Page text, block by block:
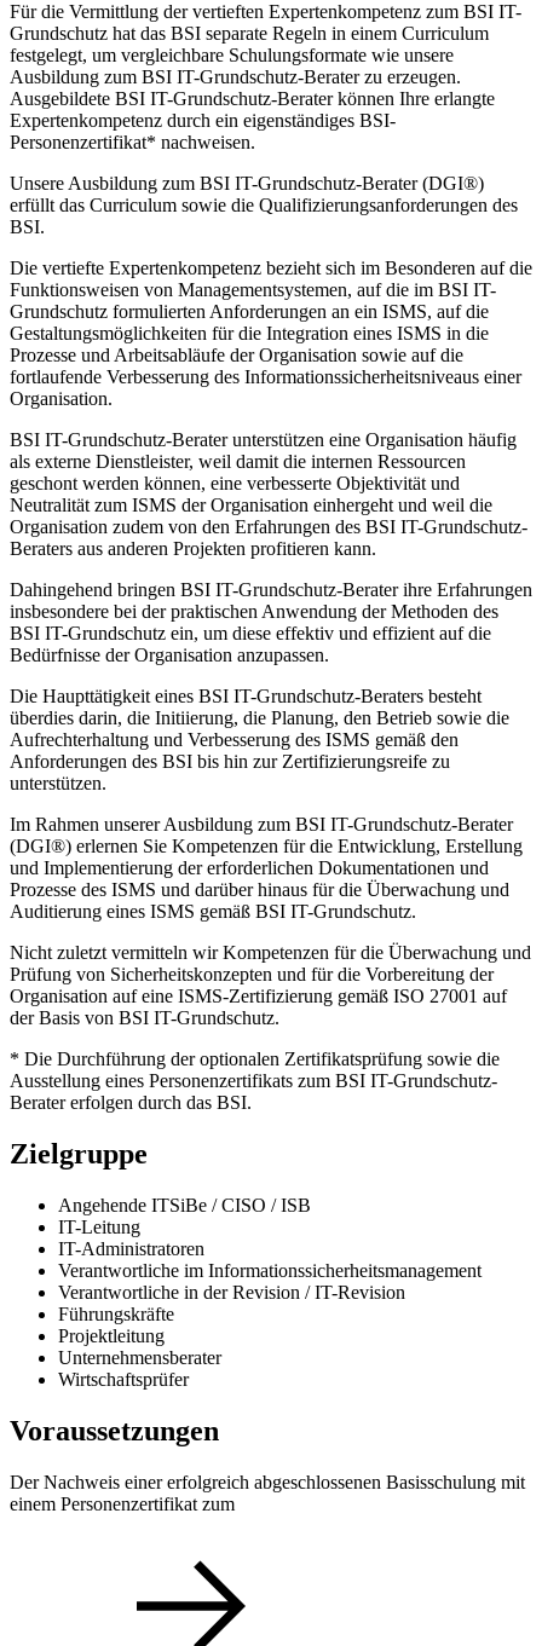
Für die Vermittlung der vertieften Expertenkompetenz zum BSI IT-
Grundschutz hat das BSI separate Regeln in einem Curriculum
festgelegt, um vergleichbare Schulungsformate wie unsere
Ausbildung zum BSI IT-Grundschutz-Berater zu erzeugen.
Ausgebildete BSI IT-Grundschutz-Berater können Ihre erlangte
Expertenkompetenz durch ein eigenständiges BSI-
Personenzertifikat* nachweisen.
Unsere Ausbildung zum BSI IT-Grundschutz-Berater (DGI®)
erfüllt das Curriculum sowie die Qualifizierungsanforderungen des
BSI.
Die vertiefte Expertenkompetenz bezieht sich im Besonderen auf die
Funktionsweisen von Managementsystemen, auf die im BSI IT-
Grundschutz formulierten Anforderungen an ein ISMS, auf die
Gestaltungsmöglichkeiten für die Integration eines ISMS in die
Prozesse und Arbeitsabläufe der Organisation sowie auf die
fortlaufende Verbesserung des Informationssicherheitsniveaus einer
Organisation.
BSI IT-Grundschutz-Berater unterstützen eine Organisation häufig
als externe Dienstleister, weil damit die internen Ressourcen
geschont werden können, eine verbesserte Objektivität und
Neutralität zum ISMS der Organisation einhergeht und weil die
Organisation zudem von den Erfahrungen des BSI IT-Grundschutz-
Beraters aus anderen Projekten profitieren kann.
Dahingehend bringen BSI IT-Grundschutz-Berater ihre Erfahrungen
insbesondere bei der praktischen Anwendung der Methoden des
BSI IT-Grundschutz ein, um diese effektiv und effizient auf die
Bedürfnisse der Organisation anzupassen.
Die Haupttätigkeit eines BSI IT-Grundschutz-Beraters besteht
überdies darin, die Initiierung, die Planung, den Betrieb sowie die
Aufrechterhaltung und Verbesserung des ISMS gemäß den
Anforderungen des BSI bis hin zur Zertifizierungsreife zu
unterstützen.
Im Rahmen unserer Ausbildung zum BSI IT-Grundschutz-Berater
(DGI®) erlernen Sie Kompetenzen für die Entwicklung, Erstellung
und Implementierung der erforderlichen Dokumentationen und
Prozesse des ISMS und darüber hinaus für die Überwachung und
Auditierung eines ISMS gemäß BSI IT-Grundschutz.
Nicht zuletzt vermitteln wir Kompetenzen für die Überwachung und
Prüfung von Sicherheitskonzepten und für die Vorbereitung der
Organisation auf eine ISMS-Zertifizierung gemäß ISO 27001 auf
der Basis von BSI IT-Grundschutz.
* Die Durchführung der optionalen Zertifikatsprüfung sowie die
Ausstellung eines Personenzertifikats zum BSI IT-Grundschutz-
Berater erfolgen durch das BSI.
Zielgruppe
Angehende ITSiBe / CISO / ISB
IT-Leitung
IT-Administratoren
Verantwortliche im Informationssicherheitsmanagement
Verantwortliche in der Revision / IT-Revision
Führungskräfte
Projektleitung
Unternehmensberater
Wirtschaftsprüfer
Voraussetzungen
Der Nachweis einer erfolgreich abgeschlossenen Basisschulung mit
einem Personenzertifikat zum